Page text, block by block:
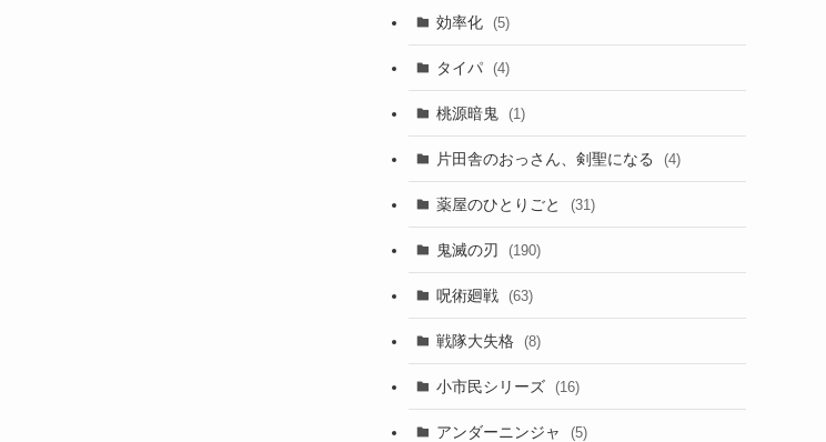
効率化 (5)
タイパ (4)
桃源暗鬼 (1)
片田舎のおっさん、剣聖になる (4)
薬屋のひとりごと (31)
鬼滅の刃 (190)
呪術廻戦 (63)
戦隊大失格 (8)
小市民シリーズ (16)
アンダーニンジャ (5)